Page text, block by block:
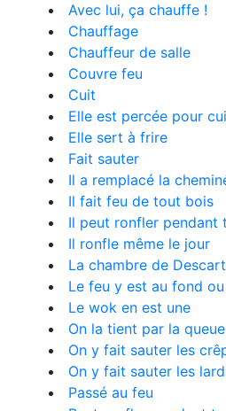
Avec lui, ça chauffe !
Chauffage
Chauffeur de salle
Couvre feu
Cuit
Elle est percée pour
Elle sert à frire
Fait sauter
Il a remplacé la
Il fait feu de tout bois
Il peut ronfler pendant
Il ronfle même le jour
La chambre de
Le feu y est au fond
Le wok en est une
On la tient par la queue
On y fait sauter les
On y fait sauter les
Passé au feu